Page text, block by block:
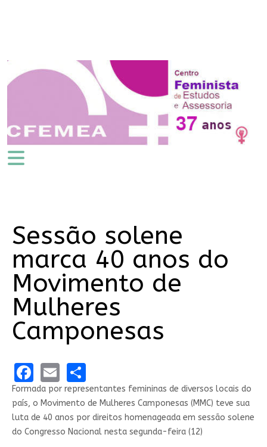
Sessão solene
marca 40 anos do
Movimento de
Mulheres
Camponesas
Facebook
EmailShare
Formada por representantes femininas de diversos locais do
país, o Movimento de Mulheres Camponesas (MMC) teve sua
luta de 40 anos por direitos homenageada em sessão solene
do Congresso Nacional nesta segunda-feira (12)